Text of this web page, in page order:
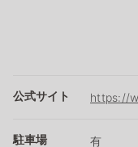
公式サイト https://
駐車場 有